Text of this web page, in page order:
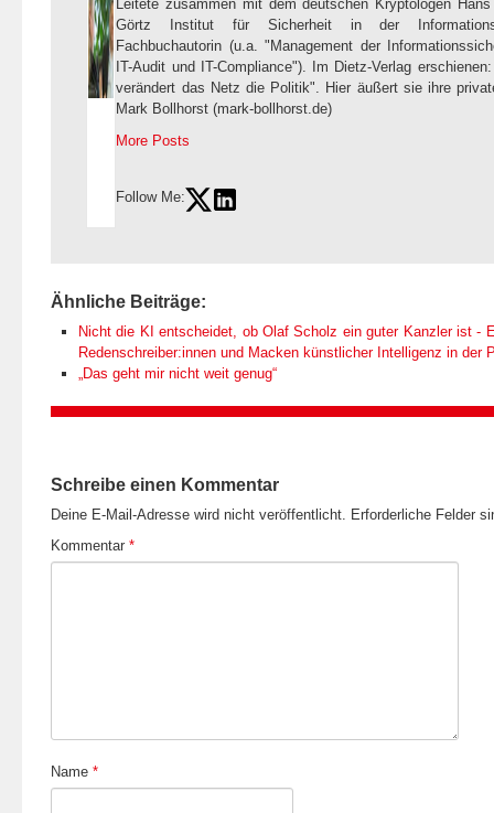
Leitete zusammen mit dem deutschen Kryptologen
Görtz Institut für Sicherheit in der
Fachbuchautorin (u.a. "Management der
IT-Audit und IT-Compliance"). Im Dietz-Verlag
verändert das Netz die Politik". Hier äußert sie ihre
Mark Bollhorst (mark-bollhorst.de)
More Posts
Follow Me:
Ähnliche Beiträge:
Nicht die KI entscheidet, ob Olaf Scholz ein guter Kanzler ist -
Redenschreiber:innen und Macken künstlicher Intelligenz in der
„Das geht mir nicht weit genug“
Schreibe einen Kommentar
Deine E-Mail-Adresse wird nicht veröffentlicht. Erforderliche Felder
Kommentar *
Name *